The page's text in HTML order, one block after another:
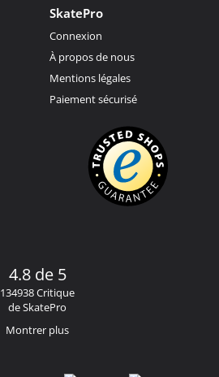
SkatePro
Connexion
À propos de nous
Mentions légales
Paiement sécurisé
4.8 de 5
134938 Critique
de SkatePro
Montrer plus